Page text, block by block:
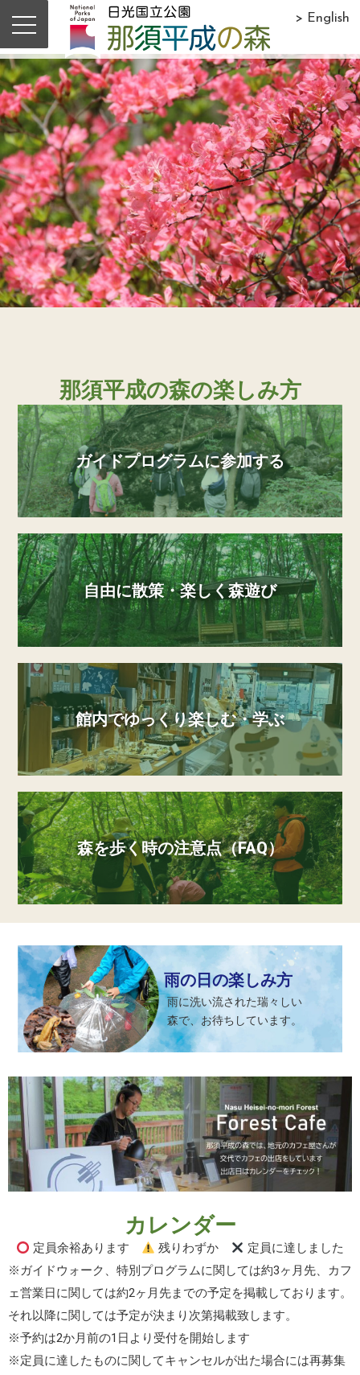
> English
那須平成の森の楽しみ方
ガイドプログラムに参加する
自由に散策・楽しく森遊び
館内でゆっくり楽しむ・学ぶ
森を歩く時の注意点（FAQ）
雨の日の楽しみ方
雨に洗い流された瑞々しい
森で、お待ちしています。
カレンダー
定員余裕あります 残りわずか
定員に達しました
※ガイドウォーク、特別プログラムに関しては約3ヶ月先、カフ
ェ営業日に関しては約2ヶ月先までの予定を掲載しております。
それ以降に関しては予定が決まり次第掲載致します。
※予約は2か月前の1日より受付を開始します
※定員に達したものに関してキャンセルが出た場合には再募集